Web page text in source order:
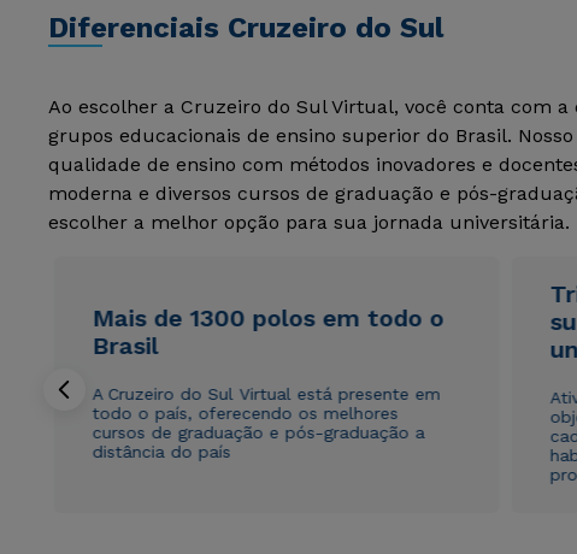
Diferenciais Cruzeiro do Sul
Ao escolher a Cruzeiro do Sul Virtual, você conta com
grupos educacionais de ensino superior do Brasil.
qualidade de ensino com métodos inovadores e
moderna e diversos cursos de graduação e pós-
escolher a melhor opção para sua jornada universitária.
Mais de 1300 polos em todo o
Brasil
A Cruzeiro do Sul Virtual está presente em
todo o país, oferecendo os melhores
cursos de graduação e pós-graduação a
distância do país